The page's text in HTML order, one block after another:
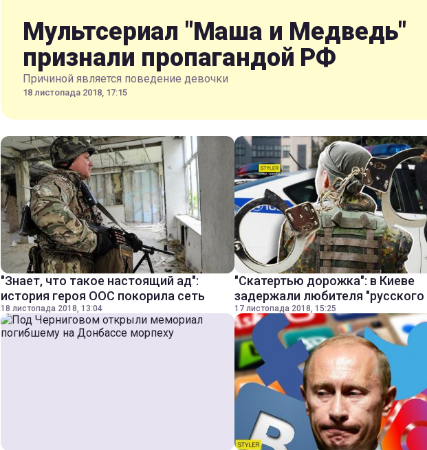
Мультсериал "Маша и Медведь"
признали пропагандой РФ
Причиной является поведение девочки
18 листопада 2018, 17:15
"Знает, что такое настоящий ад":
история героя ООС покорила сеть
18 листопада 2018, 13:04
"Скатертью дорожка": в Киеве
задержали любителя "русского
17 листопада 2018, 15:25